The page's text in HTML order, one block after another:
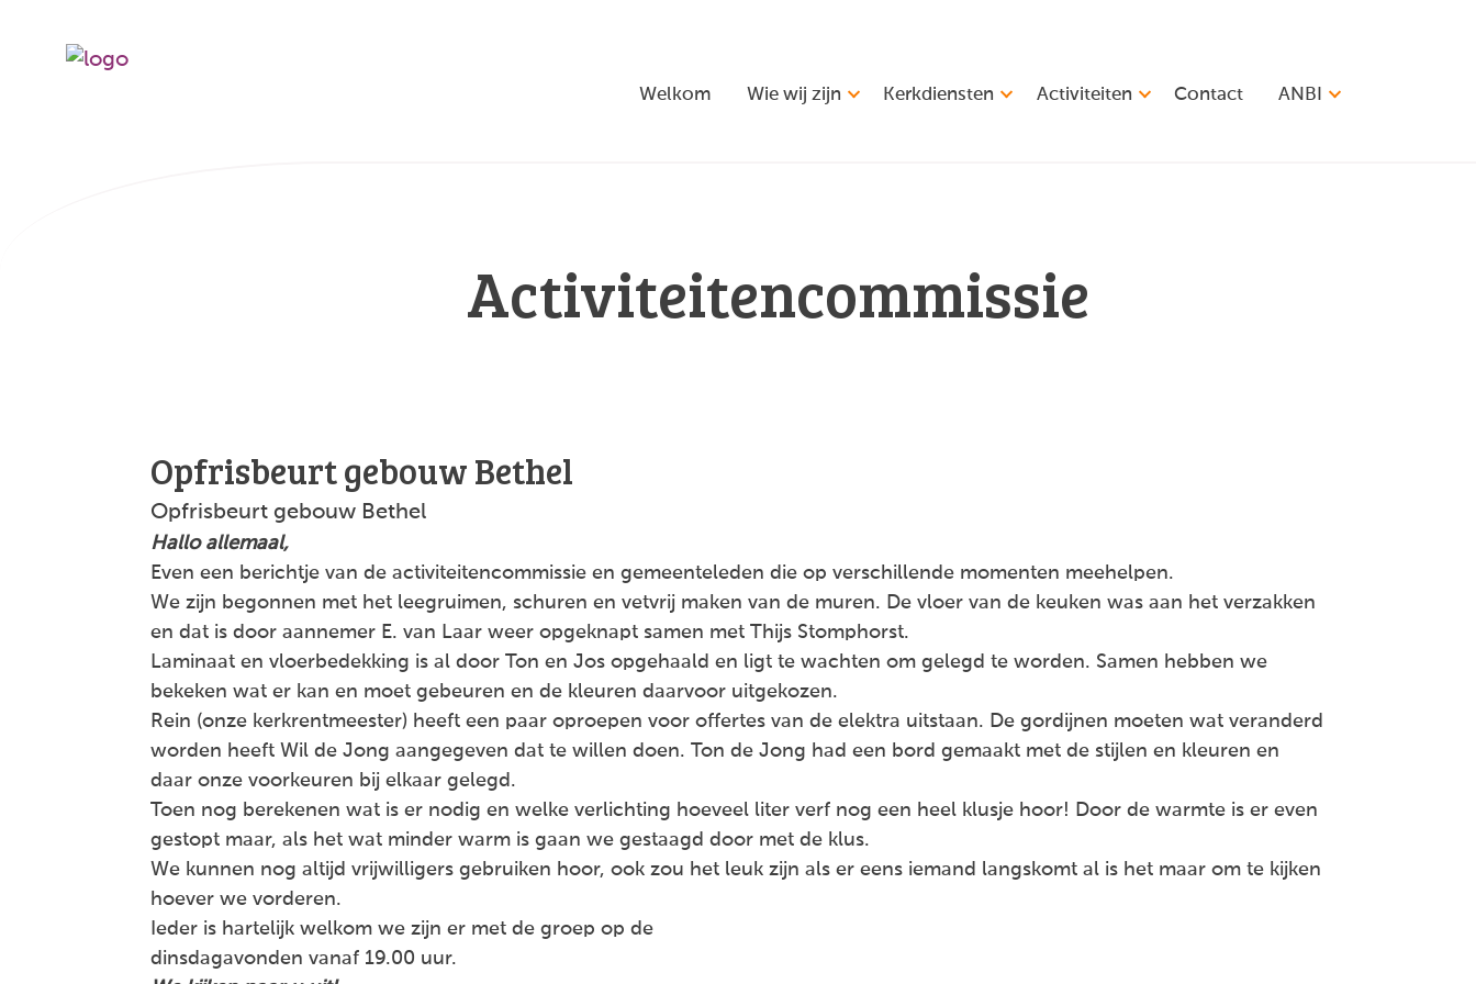
Welkom Wie wij zijn Kerkdiensten Activiteiten Contact ANBI
Activiteitencommissie
Opfrisbeurt gebouw Bethel
Opfrisbeurt gebouw Bethel
Hallo allemaal,
Even een berichtje van de activiteitencommissie en gemeenteleden die op verschillende momenten meehelpen.
We zijn begonnen met het leegruimen, schuren en vetvrij maken van de muren. De vloer van de keuken was aan het verzakken
en dat is door aannemer E. van Laar weer opgeknapt samen met Thijs Stomphorst.
Laminaat en vloerbedekking is al door Ton en Jos opgehaald en ligt te wachten om gelegd te worden. Samen hebben we
bekeken wat er kan en moet gebeuren en de kleuren daarvoor uitgekozen.
Rein (onze kerkrentmeester) heeft een paar oproepen voor offertes van de elektra uitstaan. De gordijnen moeten wat veranderd
worden heeft Wil de Jong aangegeven dat te willen doen. Ton de Jong had een bord gemaakt met de stijlen en kleuren en
daar onze voorkeuren bij elkaar gelegd.
Toen nog berekenen wat is er nodig en welke verlichting hoeveel liter verf nog een heel klusje hoor! Door de warmte is er even
gestopt maar, als het wat minder warm is gaan we gestaagd door met de klus.
We kunnen nog altijd vrijwilligers gebruiken hoor, ook zou het leuk zijn als er eens iemand langskomt al is het maar om te kijken
hoever we vorderen.
Ieder is hartelijk welkom we zijn er met de groep op de
dinsdagavonden vanaf 19.00 uur.